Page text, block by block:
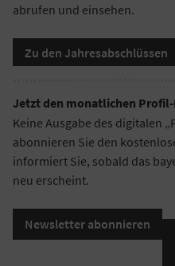
abrufen und einsehen.
Zu den Jahresabschlüssen
Jetzt den monatlichen
Keine Ausgabe des digitalen
abonnieren Sie den
informiert Sie, sobald das
neu erscheint.
Newsletter abonnieren